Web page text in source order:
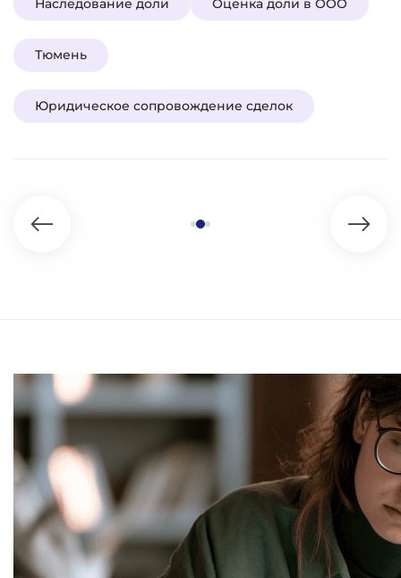
Наследование доли Оценка доли в ООО
Тюмень
Юридическое сопровождение сделок